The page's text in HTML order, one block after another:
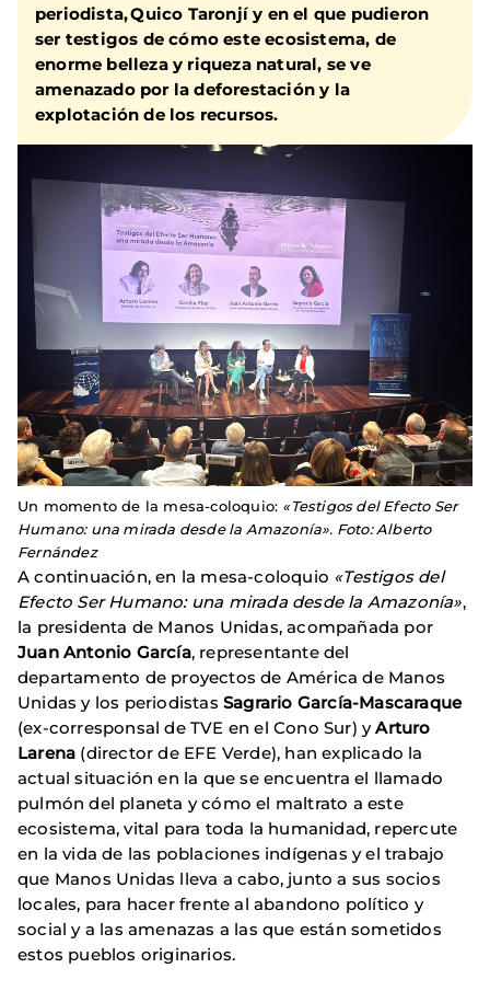
periodista, Quico Taronjí y en el que pudieron
ser testigos de cómo este ecosistema, de
enorme belleza y riqueza natural, se ve
amenazado por la deforestación y la
explotación de los recursos.
Un momento de la mesa-coloquio: «Testigos del Efecto Ser
Humano: una mirada desde la Amazonía». Foto: Alberto
Fernández
A continuación, en la mesa-coloquio «Testigos del
Efecto Ser Humano: una mirada desde la Amazonía»,
la presidenta de Manos Unidas, acompañada por
Juan Antonio García, representante del
departamento de proyectos de América de Manos
Unidas y los periodistas Sagrario García-Mascaraque
(ex-corresponsal de TVE en el Cono Sur) yArturo
Larena (director de EFE Verde), han explicado la
actual situación en la que se encuentra el llamado
pulmón del planeta y cómo el maltrato a este
ecosistema, vital para toda la humanidad, repercute
en la vida de las poblaciones indígenas y el trabajo
que Manos Unidas lleva a cabo, junto a sus socios
locales, para hacer frente al abandono político y
social y a las amenazas a las que están sometidos
estos pueblos originarios.